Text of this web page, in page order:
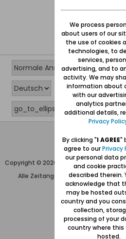
Wolfgang Naujocks
Powered by
Copyright © 2026 MH Sub I, LLC dba
Alle Zeitangaben in WEZ+1. Die
We process
about users of our
the use of cookies
technologies, to
services,
advertising, and to
activity. We may
information about
with our
analytics
additional details,
Privacy
By clicking "I AGREE"
agree to ourPrivacy
our personal data
and cookie
described therein.
acknowledge that
may be hosted
country and you
collection,
processing of your
country where this
hosted.